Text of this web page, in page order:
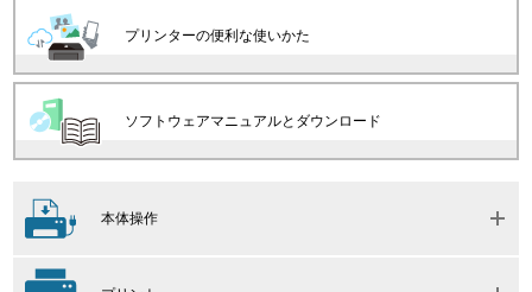
プリンターの便利な使いかた
ソフトウェアマニュアルとダウンロード
本体操作